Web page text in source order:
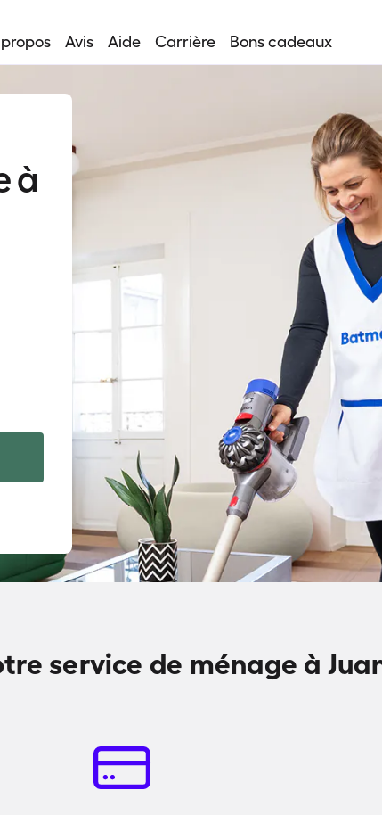
Avis Aide Carrière Bons cadeaux
à
service de ménage à